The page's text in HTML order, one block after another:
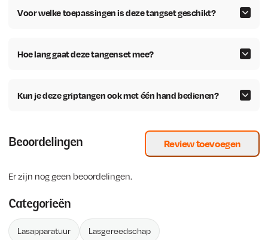
Voor welke toepassingen is deze tangset geschikt?
Hoe lang gaat deze tangenset mee?
Kun je deze griptangen ook met één hand bedienen?
Beoordelingen Review toevoegen
Er zijn nog geen beoordelingen.
Categorieën
Lasapparatuur Lasgereedschap